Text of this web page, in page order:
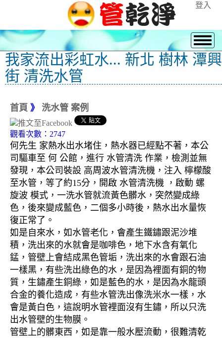
登入
我家流出彩虹水... 新北 樹林 潭興
街 清洗水管
首頁 》 洗水管 案例
觀看次數：2747
何先生 家熱水出水堵住，熱水器已經點不著，本公
司驅車至 何 公館，進行 水管清洗 作業，檢測並無
發現，本公司裝設 高周波水管清洗機，注入 檸檬酸
至水管，等了約15分，開啟 水管清洗機 ，啟動 螺
旋波 模式，一洗水管就流黃色髒水，突然變成綠
色，後來變成藍色，二個多小時後，熱水出水量恢
復正常了。
如是自來水，如水管老化，會產生鐵鏽跟泥沙堆
積，洗出來的水就會是咖啡色，地下水含有氧化
錳，管壁上會結成黑色管垢，洗出來的水會跟石油
一樣黑，有些洗出綠色的水，是因為裡面有銅的物
質，生鏽產生銅綠，如是藍色的水，是因為水龍頭
合金的養化造成，有些水管洗出像洗米水一樣，水
會是黃白色，這說明水管裡面沒有生鏽，所以只洗
出水管壁的生物膜。
管壁上的髒東西，如是靠一般水壓流動，很難清乾